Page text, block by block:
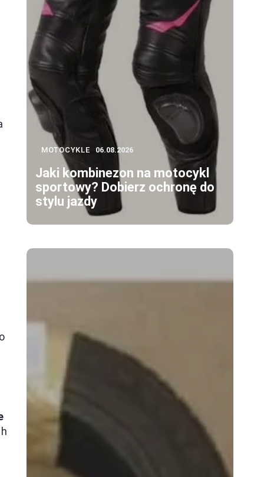
MOTOCYKLE 06.08.2026
Jaki kombinezon na motocykl
sportowy? Dobierz ochronę do
stylu jazdy